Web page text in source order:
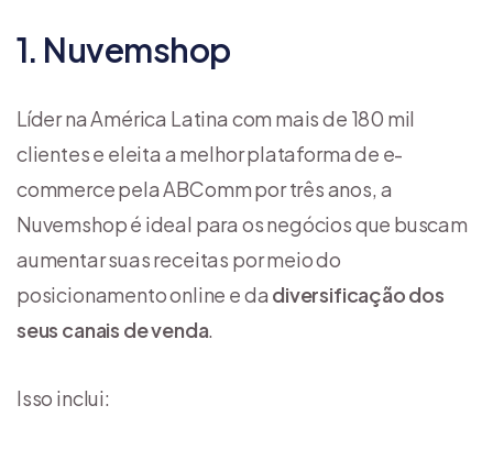
1. Nuvemshop
Líder na América Latina com mais de 180 mil
clientes e eleita a melhor plataforma de e-
commerce pela ABComm por três anos, a
Nuvemshop é ideal para os negócios que buscam
aumentar suas receitas por meio do
posicionamento online e da diversificação dos
seus canais de venda.
Isso inclui: